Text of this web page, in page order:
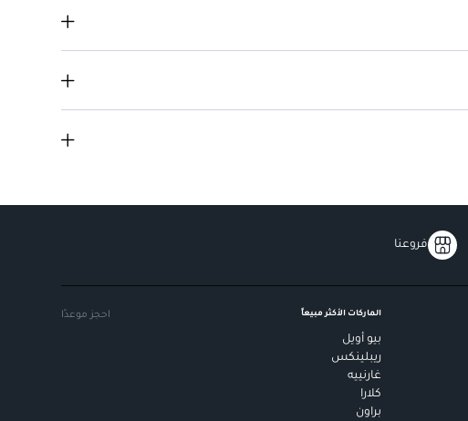
فروعنا
الماركات الأكثر مبيعاً
بيو أويل
ريبلينكس
غارنييه
كلارا
براون
احجز موعدًا